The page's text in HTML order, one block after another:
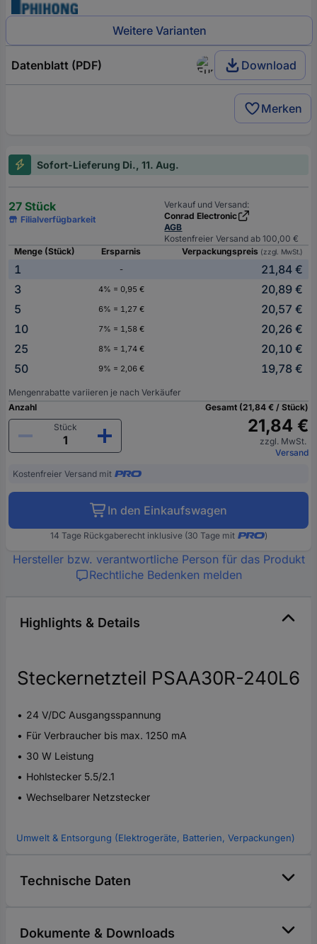
Weitere Varianten
Datenblatt (PDF) Download
Merken
Sofort-Lieferung Di., 11. Aug.
27 Stück
Filialverfügbarkeit
Verkauf und Versand:
Conrad Electronic
AGB
Kostenfreier Versand ab 100,00 €
Menge (Stück)
Ersparnis Verpackungspreis (zzgl. MwSt.)
1 -
21,84 €
3
4% = 0,95 €
20,89 €
5
6% = 1,27 €
20,57 €
10
7% = 1,58 €
20,26 €
25
8% = 1,74 €
20,10 €
50
9% = 2,06 € 19,78 €
Mengenrabatte variieren je nach Verkäufer
Anzahl
Stück
Gesamt (21,84 € / Stück)
21,84 €
zzgl. MwSt.
Versand
Kostenfreier Versand mit
In den Einkaufswagen
14 Tage Rückgaberecht inklusive (30 Tage mit )
Hersteller bzw. verantwortliche Person für das Produkt
Rechtliche Bedenken melden
Highlights & Details
Steckernetzteil PSAA30R-240L6
24 V/DC Ausgangsspannung
Für Verbraucher bis max. 1250 mA
30 W Leistung
Hohlstecker 5.5/2.1
Wechselbarer Netzstecker
Umwelt & Entsorgung (Elektrogeräte, Batterien, Verpackungen)
Technische Daten
Dokumente & Downloads